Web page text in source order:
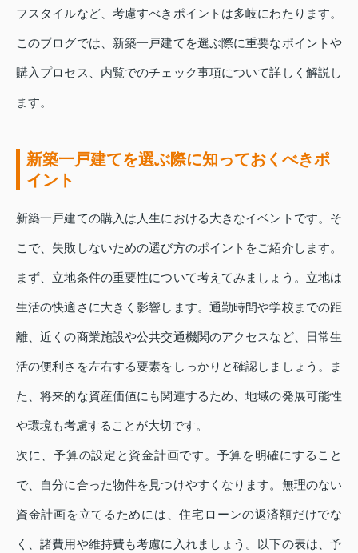
フスタイルなど、考慮すべきポイントは多岐にわたります。
このブログでは、新築一戸建てを選ぶ際に重要なポイントや
購入プロセス、内覧でのチェック事項について詳しく解説し
ます。
新築一戸建てを選ぶ際に知っておくべきポ
イント
新築一戸建ての購入は人生における大きなイベントです。そ
こで、失敗しないための選び方のポイントをご紹介します。
まず、立地条件の重要性について考えてみましょう。立地は
生活の快適さに大きく影響します。通勤時間や学校までの距
離、近くの商業施設や公共交通機関のアクセスなど、日常生
活の便利さを左右する要素をしっかりと確認しましょう。ま
た、将来的な資産価値にも関連するため、地域の発展可能性
や環境も考慮することが大切です。
次に、予算の設定と資金計画です。予算を明確にすること
で、自分に合った物件を見つけやすくなります。無理のない
資金計画を立てるためには、住宅ローンの返済額だけでな
く、諸費用や維持費も考慮に入れましょう。以下の表は、予